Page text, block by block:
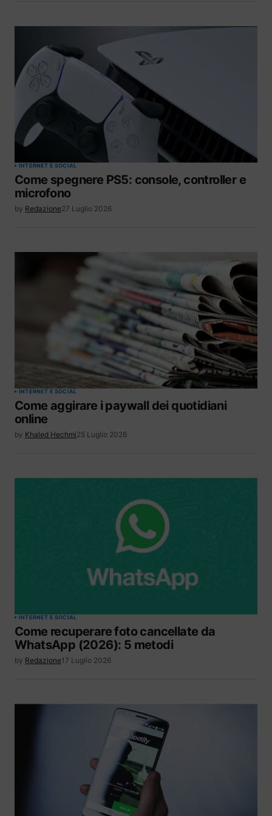
INTERNET E SOCIAL
Come spegnere PS5: console, controller e
microfono
by Redazione27 Luglio 2026
INTERNET E SOCIAL
Come aggirare i paywall dei quotidiani
online
by Khaled Hechmi25 Luglio 2026
INTERNET E SOCIAL
Come recuperare foto cancellate da
WhatsApp (2026): 5 metodi
by Redazione17 Luglio 2026